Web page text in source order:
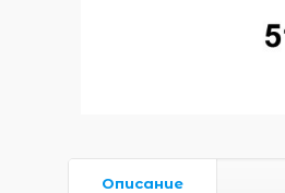
Описание